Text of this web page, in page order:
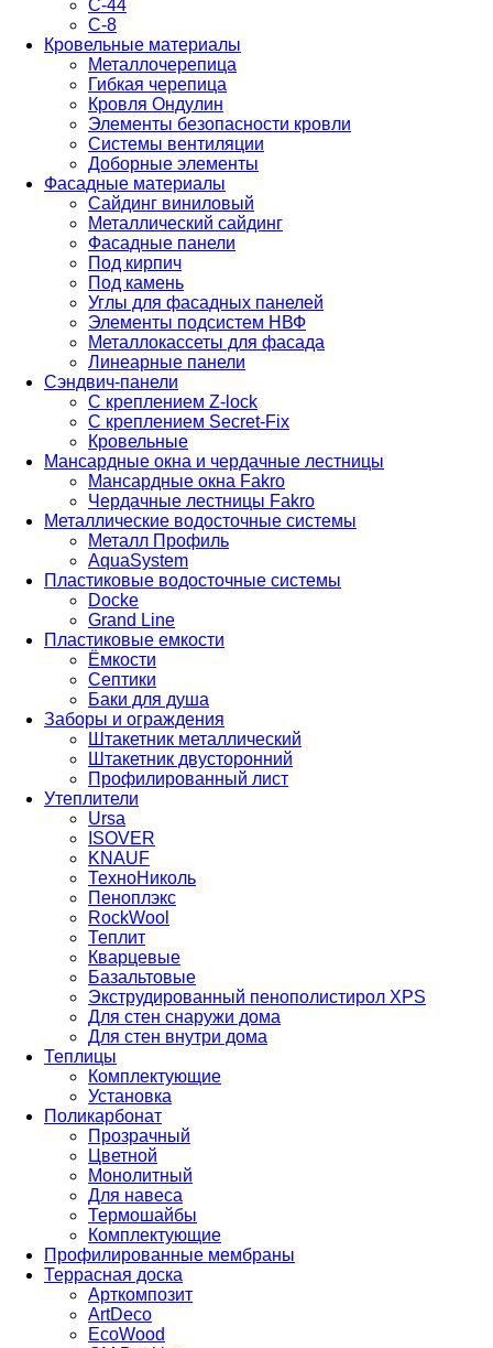
С-44
С-8
Кровельные материалы
Металлочерепица
Гибкая черепица
Кровля Ондулин
Элементы безопасности кровли
Системы вентиляции
Доборные элементы
Фасадные материалы
Сайдинг виниловый
Металлический сайдинг
Фасадные панели
Под кирпич
Под камень
Углы для фасадных панелей
Элементы подсистем НВФ
Металлокассеты для фасада
Линеарные панели
Сэндвич-панели
С креплением Z-lock
С креплением Secret-Fix
Кровельные
Мансардные окна и чердачные лестницы
Мансардные окна Fakro
Чердачные лестницы Fakro
Металлические водосточные системы
Металл Профиль
AquaSystem
Пластиковые водосточные системы
Docke
Grand Line
Пластиковые емкости
Ёмкости
Септики
Баки для душа
Заборы и ограждения
Штакетник металлический
Штакетник двусторонний
Профилированный лист
Утеплители
Ursa
ISOVER
KNAUF
ТехноНиколь
Пеноплэкс
RockWool
Теплит
Кварцевые
Базальтовые
Экструдированный пенополистирол XPS
Для стен снаружи дома
Для стен внутри дома
Теплицы
Комплектующие
Установка
Поликарбонат
Прозрачный
Цветной
Монолитный
Для навеса
Термошайбы
Комплектующие
Профилированные мембраны
Террасная доска
Арткомпозит
ArtDeco
EcoWood